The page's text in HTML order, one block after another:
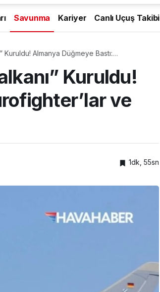
Savunma Kariyer Canlı Uçuş Takibi
Kuruldu! Almanya Düğmeye Bastı:
Kuruldu!
ve
1dk, 55sn